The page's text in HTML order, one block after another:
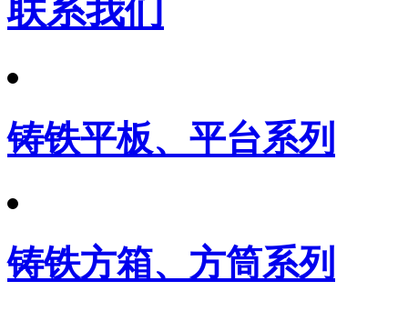
联系我们
铸铁平板、平台系列
铸铁方箱、方筒系列